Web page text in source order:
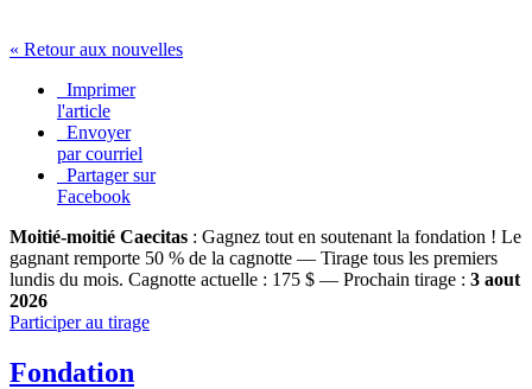
« Retour aux nouvelles
Imprimer
l'article
Envoyer
par courriel
Partager sur
Facebook
Moitié-moitié Caecitas : Gagnez tout en soutenant la fondation ! Le
gagnant remporte 50 % de la cagnotte — Tirage tous les premiers
lundis du mois. Cagnotte actuelle : 175 $ — Prochain tirage : 3 aout
2026
Participer au tirage
Fondation